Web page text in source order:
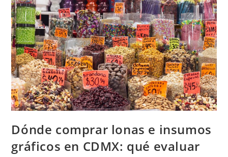
Dónde comprar lonas e insumos
gráficos en CDMX: qué evaluar